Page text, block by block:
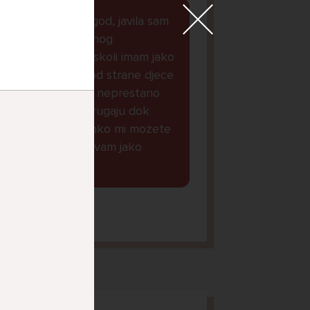
dobar dan kako god, javila sam
Vam se zbog jednog
razloga...naime u skoli imam jako
puno problema od strane djece
iz mojeg razreda, neprestano
me maltretiraju i rugaju dok
nesto ne mogu...ako mi mozete
dat savjet bila bi vam jako